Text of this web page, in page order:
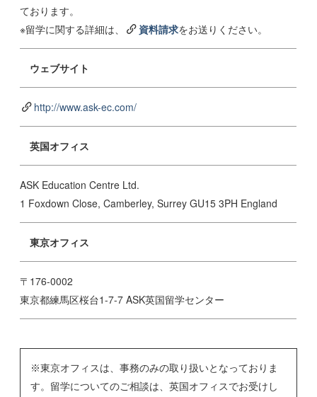
ております。
※留学に関する詳細は、
資料請求をお送りください。
ウェブサイト
http://www.ask-ec.com/
英国オフィス
ASK Education Centre Ltd.
1 Foxdown Close, Camberley, Surrey GU15 3PH England
東京オフィス
〒176-0002
東京都練馬区桜台1-7-7 ASK英国留学センター
※東京オフィスは、事務のみの取り扱いとなっておりま
す。留学についてのご相談は、英国オフィスでお受けし